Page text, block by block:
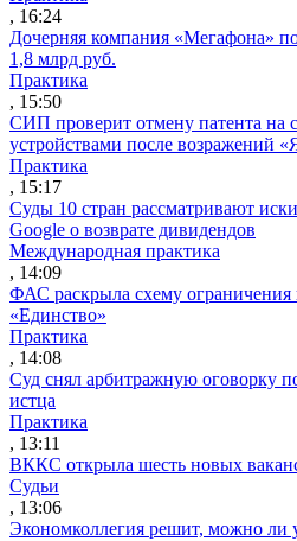
, 16:24
Дочерняя компания «Мегафона»
1,8 млрд руб.
Практика
, 15:50
СИП проверит отмену патента на
устройствами после возражений
Практика
, 15:17
Суды 10 стран рассматривают
Google о возврате дивидендов
Международная практика
, 14:09
ФАС раскрыла схему
«Единство»
Практика
, 14:08
Суд снял арбитражную оговорку
истца
Практика
, 13:11
ВККС открыла шесть новых
Судьи
, 13:06
Экономколлегия решит, можно ли